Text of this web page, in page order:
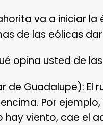
va a iniciar
de las eólicas
opina usted de
de Guadalupe): El
Por
hay viento, cae el